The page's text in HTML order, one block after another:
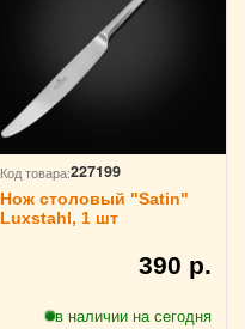
Код товара:227199
Нож столовый "Satin"
Luxstahl, 1 шт
390 р.
в наличии на сегодня